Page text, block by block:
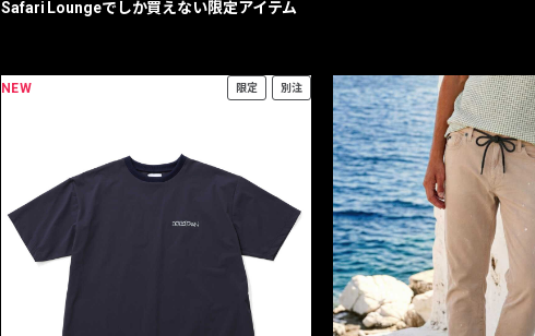
Safari Loungeでしか買えない限定アイテム
NEW 限定 別注